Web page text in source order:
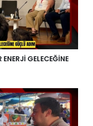
GELECEĞİNE